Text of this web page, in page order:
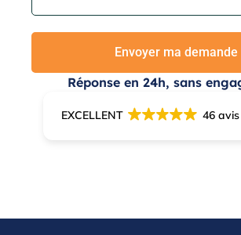
Envoyer ma demande
Réponse en 24h, sans
EXCELLENT 46 avis